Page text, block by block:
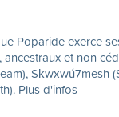
Poparide exerce
et non
Sḵwx̱wú7mesh
Plus d'infos